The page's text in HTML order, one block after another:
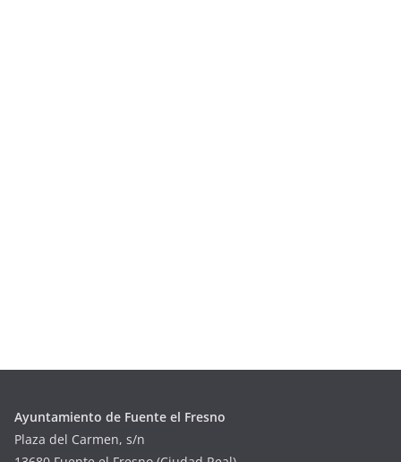
Ayuntamiento de Fuente el Fresno
Plaza del Carmen, s/n